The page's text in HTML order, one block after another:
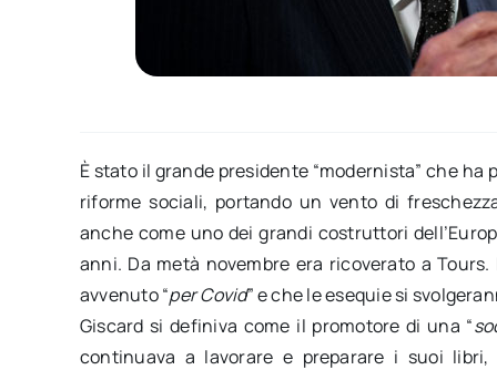
È stato il grande presidente “modernista” che
riforme sociali, portando un vento di
anche come uno dei grandi costruttori
anni. Da metà novembre era ricoverato a
avvenuto “perCovid” e che le esequie si
Giscard si definiva come il promotore di una “
continuava a lavorare e preparare i suoi